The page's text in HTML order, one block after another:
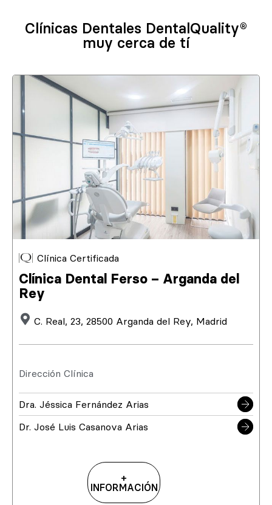
Clínicas Dentales DentalQuality®
muy cerca de tí
Clínica Certificada
Clínica Dental Ferso – Arganda del
Rey
C. Real, 23, 28500 Arganda del Rey, Madrid
Dirección Clínica
Dra. Jéssica Fernández Arias
Dr. José Luis Casanova Arias
+
INFORMACIÓN